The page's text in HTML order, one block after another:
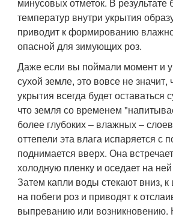
температур внутри укрытия
приводит к формированию
опасной для зимующих роз.
Даже если вы поймали момент и
сухой земле, это вовсе не значит,
укрытия всегда будет оставаться
что земля со временем
более глубоких – влажных –
оттепели эта влага испаряется с
поднимается вверх. Она
холодную пленку и оседает на
Затем капли воды стекают вниз,
на побеги роз и приводят к
выпреванию или возникновению.